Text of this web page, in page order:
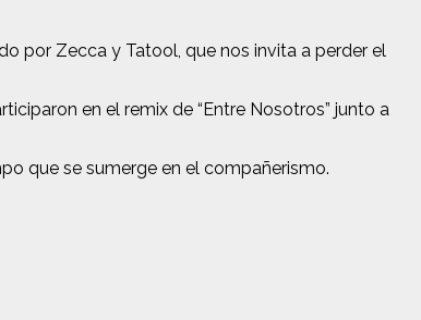
por Zecca y Tatool, que nos invita a perder el
en el remix de “Entre Nosotros” junto a
que se sumerge en el compañerismo.